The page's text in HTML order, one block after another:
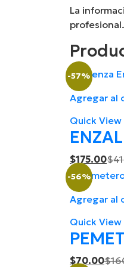
La
Agregar al
Quick View
-57%
$175.00$
Agregar al
Quick View
-56%
$70.00$